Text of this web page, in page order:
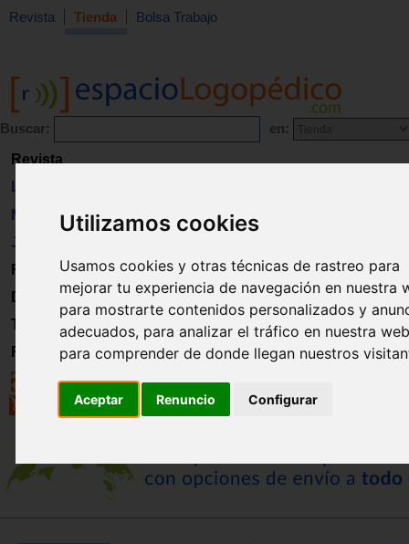
Utilizamos cookies
Usamos cookies y otras técnicas de rastreo para
mejorar tu experiencia de navegación en nuestra
para mostrarte contenidos personalizados y
adecuados, para analizar el tráfico en nuestra
para comprender de donde llegan nuestros
Aceptar Renuncio Configurar
Revista Tienda Bolsa Trabajo
Buscar: en:
Revista
Libros
Material
Juguetes
Formación
Directorio
Trabajo
Registro